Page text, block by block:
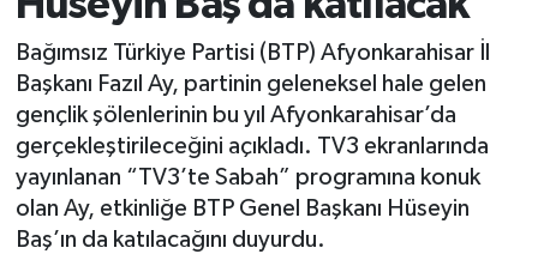
Bağımsız Türkiye Partisi (BTP) Afyonkarahisar İl
Başkanı Fazıl Ay, partinin geleneksel hale gelen
gençlik şölenlerinin bu yıl Afyonkarahisar’da
gerçekleştirileceğini açıkladı. TV3 ekranlarında
yayınlanan “TV3’te Sabah” programına konuk
olan Ay, etkinliğe BTP Genel Başkanı Hüseyin
Baş’ın da katılacağını duyurdu.
Spor
Eğitim
Sağlık
Teknoloji
Süper Lig Puan Durumu ve Fikstür
Tüm Manşetler
Son Dakika Haberleri
Haber Arşivi